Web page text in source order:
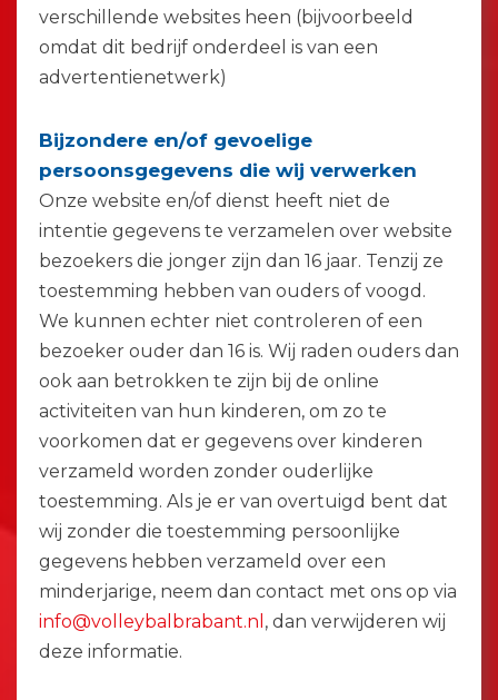
verschillende websites heen (bijvoorbeeld
omdat dit bedrijf onderdeel is van een
advertentienetwerk)
Bijzondere en/of gevoelige
persoonsgegevens die wij verwerken
Onze website en/of dienst heeft niet de
intentie gegevens te verzamelen over website
bezoekers die jonger zijn dan 16 jaar. Tenzij ze
toestemming hebben van ouders of voogd.
We kunnen echter niet controleren of een
bezoeker ouder dan 16 is. Wij raden ouders dan
ook aan betrokken te zijn bij de online
activiteiten van hun kinderen, om zo te
voorkomen dat er gegevens over kinderen
verzameld worden zonder ouderlijke
toestemming. Als je er van overtuigd bent dat
wij zonder die toestemming persoonlijke
gegevens hebben verzameld over een
minderjarige, neem dan contact met ons op via
info@volleybalbrabant.nl , dan verwijderen wij
deze informatie.